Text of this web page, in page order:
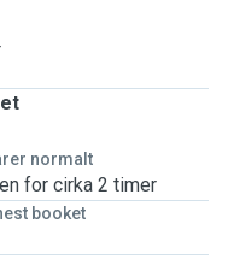
normalt
for cirka 2 timer
booket